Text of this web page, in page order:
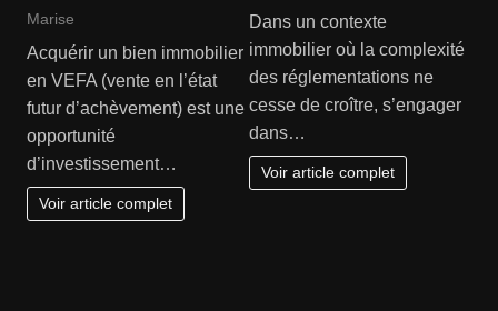
Marise
Acquérir un bien immobilier
en VEFA (vente en l’état
futur d’achèvement) est une
opportunité
d’investissement…
Voir article complet
Dans un contexte
immobilier où la complexité
des réglementations ne
cesse de croître, s’engager
dans…
Voir article complet